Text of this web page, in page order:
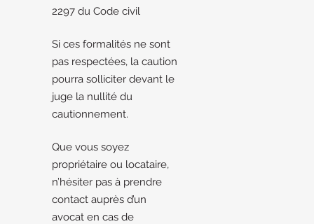
2297 du Code civil
Si ces formalités ne sont
pas respectées, la caution
pourra solliciter devant le
juge la nullité du
cautionnement.
Que vous soyez
propriétaire ou locataire,
n’hésiter pas à prendre
contact auprès d’un
avocat en cas de